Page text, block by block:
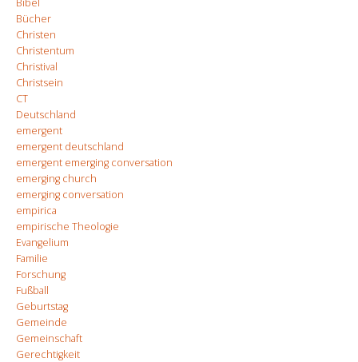
Bücher
Christen
Christentum
Christival
Christsein
CT
Deutschland
emergent
emergent deutschland
emergent emerging conversation
emerging church
emerging conversation
empirica
empirische Theologie
Evangelium
Familie
Forschung
Fußball
Geburtstag
Gemeinde
Gemeinschaft
Gerechtigkeit